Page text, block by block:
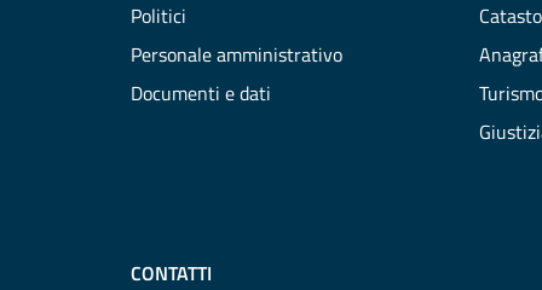
Politici
Personale amministrativo
Documenti e dati
CONTATTI